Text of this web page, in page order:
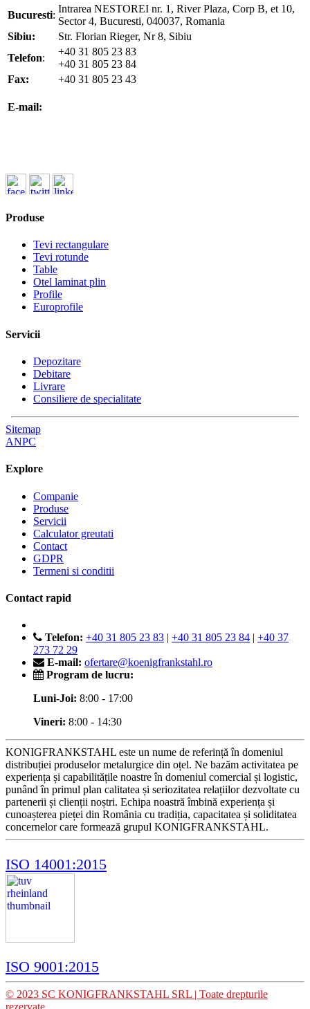
Bucuresti:
Intrarea NESTOREI nr. 1, River Plaza, Corp B, et 10,
Sector 4, Bucuresti, 040037, Romania
Sibiu:
Str. Florian Rieger, Nr 8, Sibiu
Telefon:
+40 31 805 23 83
+40 31 805 23 84
Fax:
+40 31 805 23 43
E-mail:
Produse
Tevi rectangulare
Tevi rotunde
Table
Otel laminat plin
Profile
Europrofile
Servicii
Depozitare
Debitare
Livrare
Consiliere de specialitate
Sitemap
ANPC
Explore
Companie
Produse
Servicii
Calculator greutati
Contact
GDPR
Termeni si conditii
Contact rapid
Telefon: +40 31 805 23 83 | +40 31 805 23 84 | +40 37
273 72 29
E-mail: ofertare@koenigfrankstahl.ro
Program de lucru:
Luni-Joi: 8:00 - 17:00
Vineri: 8:00 - 14:30
KONIGFRANKSTAHL este un nume de referință în domeniul
distribuției produselor metalurgice din oțel. Ne bazăm activitatea pe
experiența și capabilitățile noastre în domeniul comercial și logistic,
punând în primul plan calitatea și seriozitatea relațiilor dezvoltate cu
partenerii și clienții noștri. Echipa noastră îmbină experiența și
cunoașterea pieței din România cu tradiția, capacitatea și soliditatea
concernelor care formează grupul KONIGFRANKSTAHL.
ISO 14001:2015
ISO 9001:2015
© 2023 SC KONIGFRANKSTAHL SRL | Toate drepturile
rezervate.